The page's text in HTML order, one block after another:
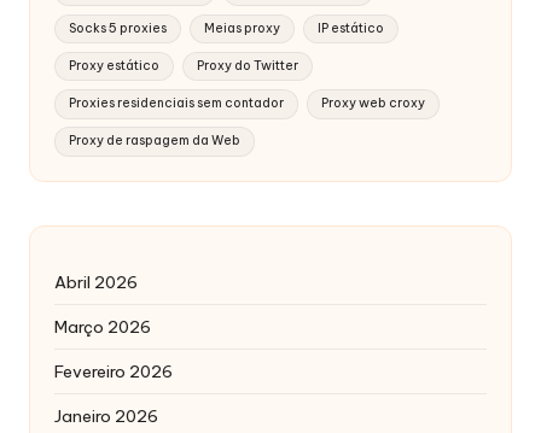
Socks 5 proxies Meias proxy IP estático
Proxy estático Proxy do Twitter
Proxies residenciais sem contador Proxy web croxy
Proxy de raspagem da Web
Abril 2026
Março 2026
Fevereiro 2026
Janeiro 2026